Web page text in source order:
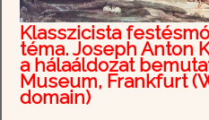
Klasszicista
téma. Joseph Anton
a hálaáldozat
Museum, Frankfurt
domain)